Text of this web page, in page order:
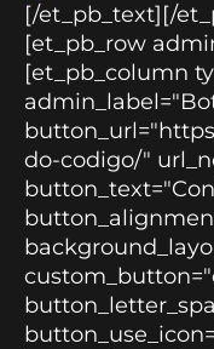
[/et_pb_text][/
[et_pb_row
[et_pb_column
do-codigo/"